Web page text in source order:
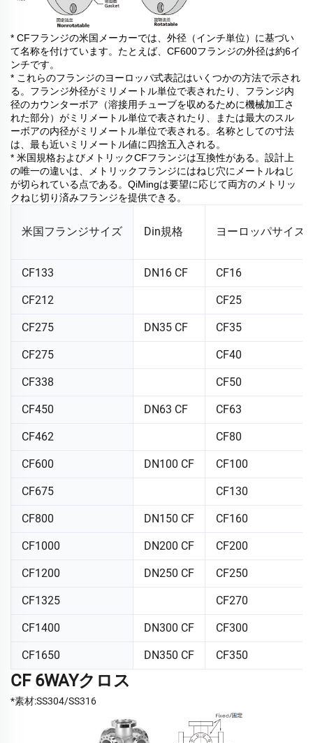
* CFフランジの米国メーカーでは、外径（インチ単位）に基づい
て名称を付けています。たとえば、CF600フランジの外径は約6イ
ンチです。
* これらのフランジのヨーロッパ式表記はいくつかの方法で示され
る。フランジ外径がミリメートル単位で表されたり、フランジ内
径のカウンターボア（溶接用チューブを収めるために機械加工さ
れた部分）がミリメートル単位で表されたり、または最大のスル
ーボアの内径がミリメートル単位で表される。名称としての寸法
は、最も近いミリメートル値に四捨五入される。
* 米国規格およびメトリックCFフランジは互換性がある。設計上
の唯一の違いは、メトリックフランジにはねじ穴にメートルねじ
が切られている点である。QiMingは要望に応じて両方のメトリッ
クねじ切り済みフランジを提供できる。
米国フランジサイズ Din規格 ヨーロッパサイズ
CF133 DN16 CF CF16
CF212 CF25
CF275 DN35 CF CF35
CF275 CF40
CF338 CF50
CF450 DN63 CF CF63
CF462 CF80
CF600 DN100 CF CF100
CF675 CF130
CF800 DN150 CF CF160
CF1000 DN200 CF CF200
CF1200 DN250 CF CF250
CF1325 CF270
CF1400 DN300 CF CF300
CF1650 DN350 CF CF350
CF 6WAYクロス
*素材:SS304/SS316